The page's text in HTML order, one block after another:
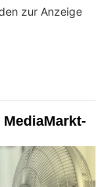
zur Anzeige